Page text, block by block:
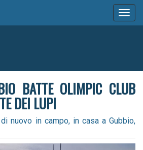
BATTE OLIMPIC CLUB
DEI LUPI
nuovo in campo, in casa a Gubbio,